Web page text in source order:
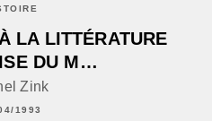
LA LITTÉRATURE
DU M…
Zink
1993